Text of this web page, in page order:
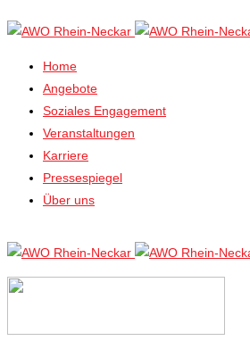
Home
Angebote
Soziales Engagement
Veranstaltungen
Karriere
Pressespiegel
Über uns